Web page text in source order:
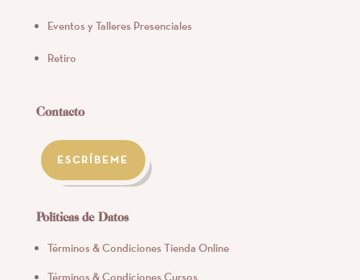
Eventos y Talleres Presenciales
Retiro
Contacto
ESCRÍBEME
Políticas de Datos
Términos & Condiciones Tienda Online
Términos & Condiciones Cursos